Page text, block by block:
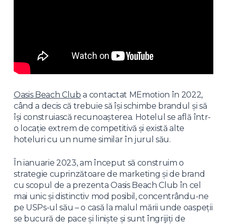
Oasis Beach Club a contactat MEmotion în 2022,
când a decis că trebuie să își schimbe brandul și să
își construiască recunoașterea. Hotelul se află într-
o locație extrem de competitivă și există alte
hoteluri cu un nume similar în jurul său.
În ianuarie 2023, am început să construim o
strategie cuprinzătoare de marketing și de brand
cu scopul de a prezenta Oasis Beach Club în cel
mai unic și distinctiv mod posibil, concentrându-ne
pe USPs-ul său – o casă la malul mării unde oaspeții
se bucură de pace și liniște și sunt îngrijiți de